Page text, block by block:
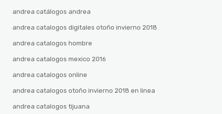
andrea catálogos andrea
andrea catalogos digitales otoño invierno 2018
andrea catalogos hombre
andrea catalogos mexico 2016
andrea catalogos online
andrea catalogos otoño invierno 2018 en linea
andrea catalogos tijuana